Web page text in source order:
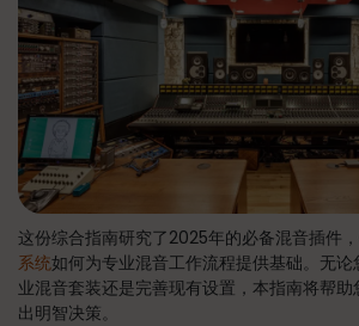
这份综合指南研究了2025年的必备混音插件
系统如何为专业混音工作流程提供基础。无
业混音套装还是完善现有设置，本指南将帮
出明智决策。